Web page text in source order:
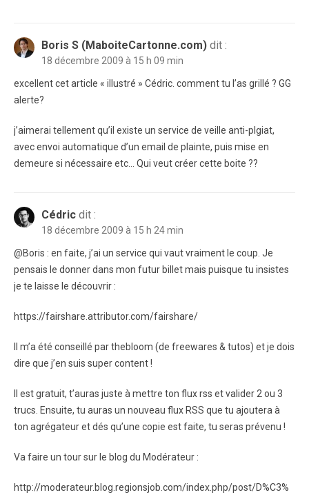
Boris S (MaboiteCartonne.com) dit :
18 décembre 2009 à 15 h 09 min
excellent cet article « illustré » Cédric. comment tu l’as grillé ? GG
alerte?
j’aimerai tellement qu’il existe un service de veille anti-plgiat,
avec envoi automatique d’un email de plainte, puis mise en
demeure si nécessaire etc… Qui veut créer cette boite ??
Cédric dit :
18 décembre 2009 à 15 h 24 min
@Boris : en faite, j’ai un service qui vaut vraiment le coup. Je
pensais le donner dans mon futur billet mais puisque tu insistes
je te laisse le découvrir :
https://fairshare.attributor.com/fairshare/
Il m’a été conseillé par thebloom (de freewares & tutos) et je dois
dire que j’en suis super content !
Il est gratuit, t’auras juste à mettre ton flux rss et valider 2 ou 3
trucs. Ensuite, tu auras un nouveau flux RSS que tu ajoutera à
ton agrégateur et dés qu’une copie est faite, tu seras prévenu !
Va faire un tour sur le blog du Modérateur :
http://moderateur.blog.regionsjob.com/index.php/post/D%C3%